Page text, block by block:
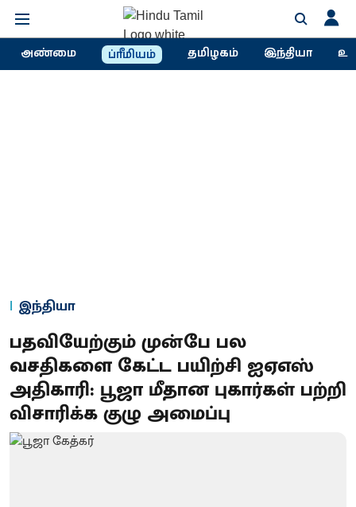
அண்மை ப்ரீமியம் தமிழகம் இந்தியா
இந்தியா
பதவியேற்கும் முன்பே பல
வசதிகளை கேட்ட பயிற்சி ஐஏஎஸ்
அதிகாரி: பூஜா மீதான புகார்கள் பற்றி
விசாரிக்க குழு அமைப்பு